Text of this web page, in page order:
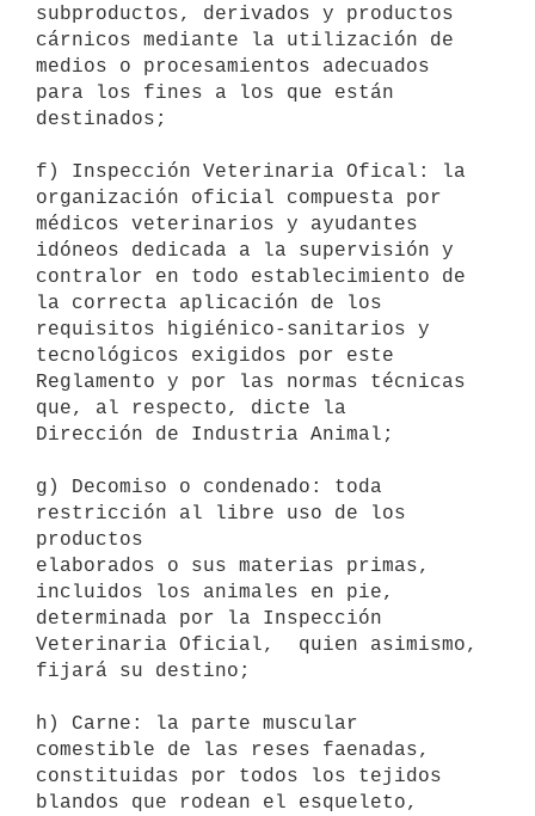
subproductos, derivados y productos
cárnicos mediante la utilización de
medios o procesamientos adecuados
para los fines a los que están
destinados;
f) Inspección Veterinaria Ofical: la
organización oficial compuesta por
médicos veterinarios y ayudantes
idóneos dedicada a la supervisión y
contralor en todo establecimiento de
la correcta aplicación de los
requisitos higiénico-sanitarios y
tecnológicos exigidos por este
Reglamento y por las normas técnicas
que, al respecto, dicte la
Dirección de Industria Animal;
g) Decomiso o condenado: toda
restricción al libre uso de los
productos
elaborados o sus materias primas,
incluidos los animales en pie,
determinada por la Inspección
Veterinaria Oficial,  quien asimismo,
fijará su destino;
h) Carne: la parte muscular
comestible de las reses faenadas,
constituidas por todos los tejidos
blandos que rodean el esqueleto,